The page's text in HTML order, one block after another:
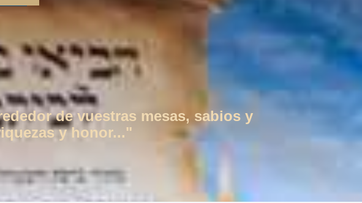
de vuestras mesas, sabios y
y honor..."